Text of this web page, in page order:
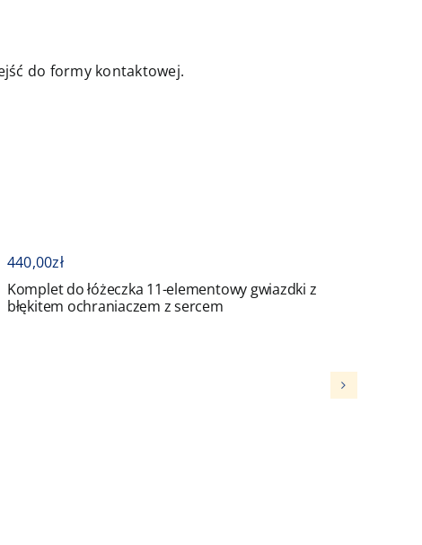
do formy kontaktowej.
11-elementowy gwiazdki z
z sercem
Komplet do łóżeczka 8-